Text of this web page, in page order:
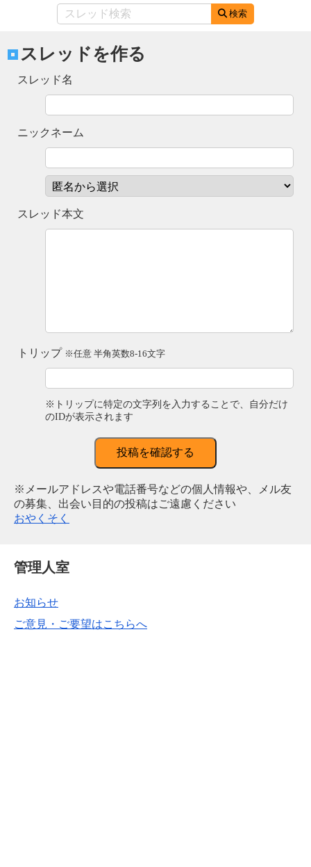
検索
スレッドを作る
スレッド名
ニックネーム
スレッド本文
トリップ ※任意 半角英数8-16文字
※トリップに特定の文字列を入力することで、自分だけ
のIDが表示されます
投稿を確認する
※メールアドレスや電話番号などの個人情報や、メル友
の募集、出会い目的の投稿はご遠慮ください
おやくそく
管理人室
お知らせ
ご意見・ご要望はこちらへ